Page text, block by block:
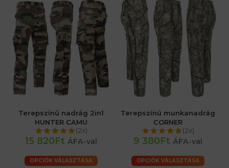
Terepszínű nadrág 2in1
HUNTER CAMU
(2x)
15 820Ft ÁFA-val
OPCIÓK VÁLASZTÁSA
Terepszínű munkanadrág
CORNER
(2x)
9 380Ft ÁFA-val
OPCIÓK VÁLASZTÁSA